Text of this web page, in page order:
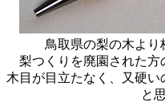
鳥取県の梨の木より
梨つくりを廃園された方
木目が目立たなく、又硬
と